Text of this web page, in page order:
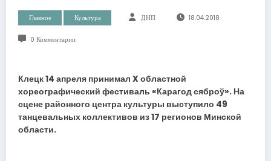
Главное Культура ДНП 18.04.2018
0 Комментарии
Клецк 14 апреля принимал X областной
хореографический фестиваль «Карагод сяброў». На
сцене районного центра культуры выступило 49
танцевальных коллективов из 17 регионов Минской
области.